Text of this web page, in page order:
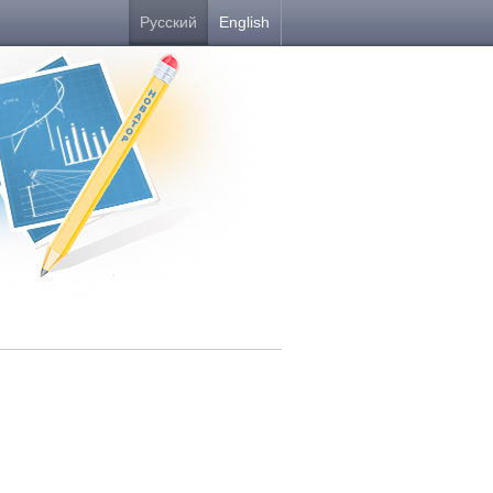
Русский English